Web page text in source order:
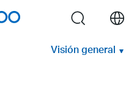
search
Visión general